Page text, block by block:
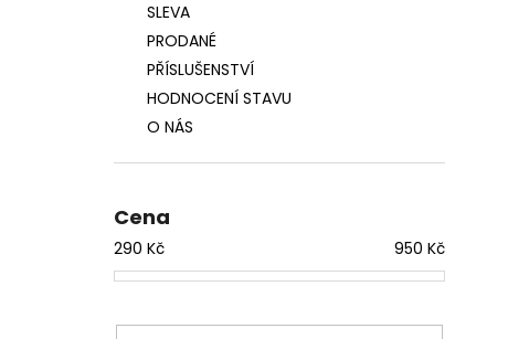
SLEVA
PRODANÉ
PŘÍSLUŠENSTVÍ
HODNOCENÍ STAVU
O NÁS
Cena
290 Kč 950 Kč